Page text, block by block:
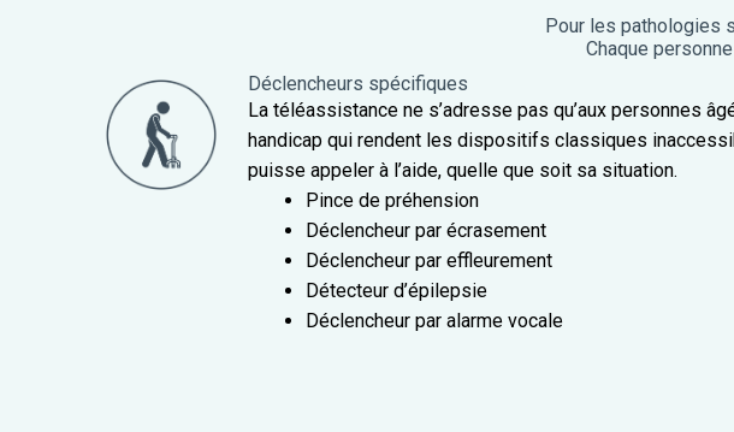
Pour les pathologies
Chaque
Déclencheurs spécifiques
La téléassistance ne s’adresse pas qu’aux personnes
handicap qui rendent les dispositifs classiques
puisse appeler à l’aide, quelle que soit sa situation.
Pince de préhension
Déclencheur par écrasement
Déclencheur par effleurement
Détecteur d’épilepsie
Déclencheur par alarme vocale